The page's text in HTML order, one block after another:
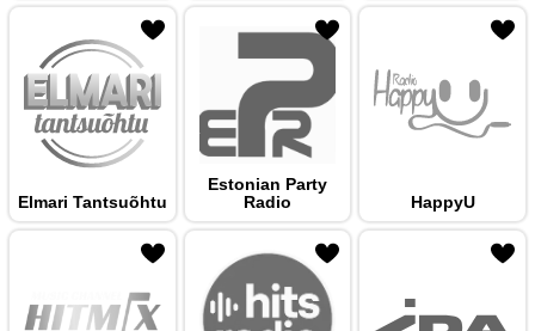
Elmari Tantsuõhtu
Estonian Party
Radio
HappyU